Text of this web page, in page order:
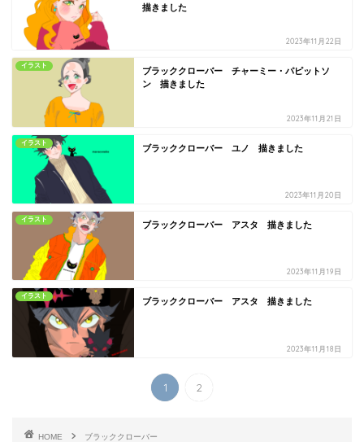
描きました
2023年11月22日
イラスト
ブラッククローバー チャーミー・パピットソ
ン 描きました
2023年11月21日
イラスト
ブラッククローバー ユノ 描きました
2023年11月20日
イラスト
ブラッククローバー アスタ 描きました
2023年11月19日
イラスト
ブラッククローバー アスタ 描きました
2023年11月18日
1 2
HOME ブラッククローバー